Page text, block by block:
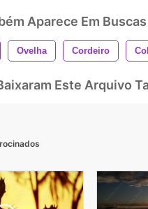
Aparece Em Buscas
Ovelha Cordeiro
Este Arquivo